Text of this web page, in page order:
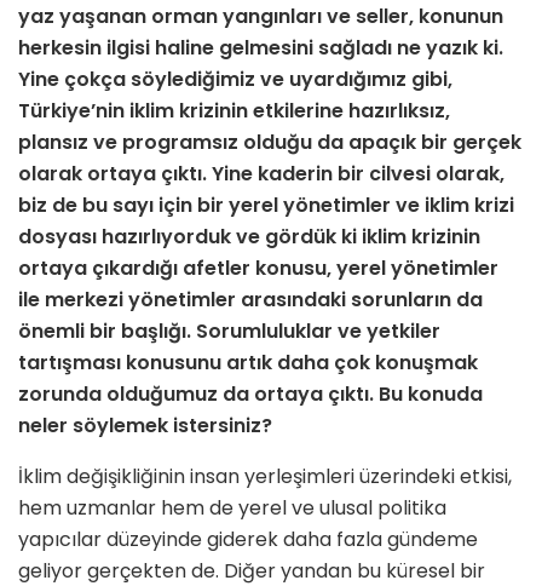
yaz yaşanan orman yangınları ve seller, konunun
herkesin ilgisi haline gelmesini sağladı ne yazık ki.
Yine çokça söylediğimiz ve uyardığımız gibi,
Türkiye’nin iklim krizinin etkilerine hazırlıksız,
plansız ve programsız olduğu da apaçık bir gerçek
olarak ortaya çıktı. Yine kaderin bir cilvesi olarak,
biz de bu sayı için bir yerel yönetimler ve iklim krizi
dosyası hazırlıyorduk ve gördük ki iklim krizinin
ortaya çıkardığı afetler konusu, yerel yönetimler
ile merkezi yönetimler arasındaki sorunların da
önemli bir başlığı. Sorumluluklar ve yetkiler
tartışması konusunu artık daha çok konuşmak
zorunda olduğumuz da ortaya çıktı. Bu konuda
neler söylemek istersiniz?
İklim değişikliğinin insan yerleşimleri üzerindeki etkisi,
hem uzmanlar hem de yerel ve ulusal politika
yapıcılar düzeyinde giderek daha fazla gündeme
geliyor gerçekten de. Diğer yandan bu küresel bir